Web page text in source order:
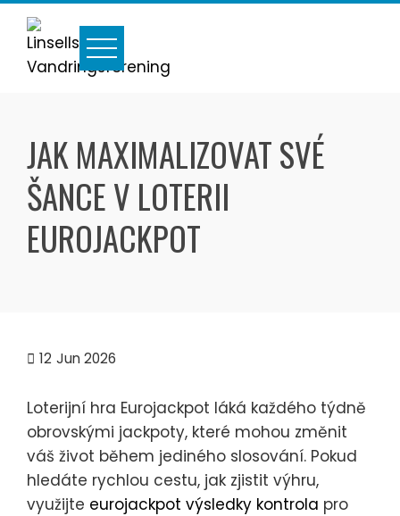
Skip
content
JAK MAXIMALIZOVAT SVÉ
ŠANCE V LOTERII
EUROJACKPOT
12 Jun 2026
Loterijní hra Eurojackpot láká každého týdně
obrovskými jackpoty, které mohou změnit
váš život během jediného slosování. Pokud
hledáte rychlou cestu, jak zjistit výhru,
využijte eurojackpot výsledky kontrola pro